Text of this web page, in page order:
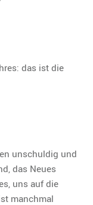
das ist die
unschuldig und
das Neues
uns auf die
manchmal